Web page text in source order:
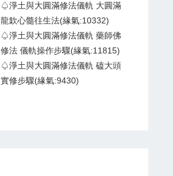
♤淨土與大圓滿修法儀軌 大圓滿
龍欽心髓往生法(緣氣:10332)
♤淨土與大圓滿修法儀軌 藥師佛
修法 儀軌操作步驟(緣氣:11815)
♤淨土與大圓滿修法儀軌 磕大頭
實修步驟(緣氣:9430)